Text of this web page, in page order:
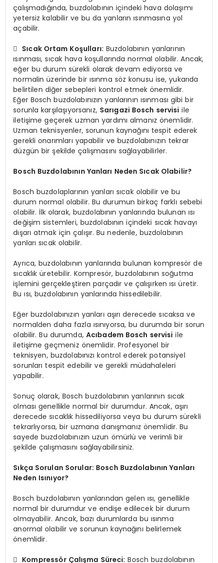
çalışmadığında, buzdolabının içindeki hava dolaşımı
yetersiz kalabilir ve bu da yanların ısınmasına yol
açabilir.
 Sıcak Ortam Koşulları: Buzdolabının yanlarının
ısınması, sıcak hava koşullarında normal olabilir. Ancak,
eğer bu durum sürekli olarak devam ediyorsa ve
normalin üzerinde bir ısınma söz konusu ise, yukarıda
belirtilen diğer sebepleri kontrol etmek önemlidir.
Eğer Bosch buzdolabınızın yanlarının ısınması gibi bir
sorunla karşılaşıyorsanız, Sarıgazi Bosch servisi ile
iletişime geçerek uzman yardımı almanız önemlidir.
Uzman teknisyenler, sorunun kaynağını tespit ederek
gerekli onarımları yapabilir ve buzdolabınızın tekrar
düzgün bir şekilde çalışmasını sağlayabilirler.
Bosch Buzdolabının Yanları Neden Sıcak Olabilir?
Bosch buzdolaplarının yanları sıcak olabilir ve bu
durum normal olabilir. Bu durumun birkaç farklı sebebi
olabilir. İlk olarak, buzdolabının yanlarında bulunan ısı
değişim sistemleri, buzdolabının içindeki sıcak havayı
dışarı atmak için çalışır. Bu nedenle, buzdolabının
yanları sıcak olabilir.
Ayrıca, buzdolabının yanlarında bulunan kompresör de
sıcaklık üretebilir. Kompresör, buzdolabının soğutma
işlemini gerçekleştiren parçadır ve çalışırken ısı üretir.
Bu ısı, buzdolabının yanlarında hissedilebilir.
Eğer buzdolabınızın yanları aşırı derecede sıcaksa ve
normalden daha fazla ısınıyorsa, bu durumda bir sorun
olabilir. Bu durumda, Acıbadem Bosch servisi ile
iletişime geçmeniz önemlidir. Profesyonel bir
teknisyen, buzdolabınızı kontrol ederek potansiyel
sorunları tespit edebilir ve gerekli müdahaleleri
yapabilir.
Sonuç olarak, Bosch buzdolabının yanlarının sıcak
olması genellikle normal bir durumdur. Ancak, aşırı
derecede sıcaklık hissediliyorsa veya bu durum sürekli
tekrarlıyorsa, bir uzmana danışmanız önemlidir. Bu
sayede buzdolabınızın uzun ömürlü ve verimli bir
şekilde çalışmasını sağlayabilirsiniz.
Sıkça Sorulan Sorular: Bosch Buzdolabının Yanları
Neden Isınıyor?
Bosch buzdolabının yanlarından gelen ısı, genellikle
normal bir durumdur ve endişe edilecek bir durum
olmayabilir. Ancak, bazı durumlarda bu ısınma
anormal olabilir ve sorunun kaynağını belirlemek
önemlidir.
 Kompressör Çalışma Süreci: Bosch buzdolabının